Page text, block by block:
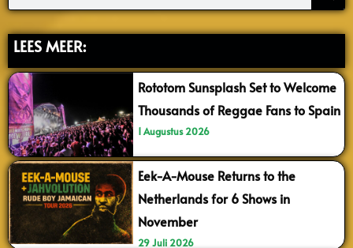
LEES MEER:
Rototom Sunsplash Set to Welcome
Thousands of Reggae Fans to Spain
1 Augustus 2026
Eek-A-Mouse Returns to the
Netherlands for 6 Shows in
November
29 Juli 2026